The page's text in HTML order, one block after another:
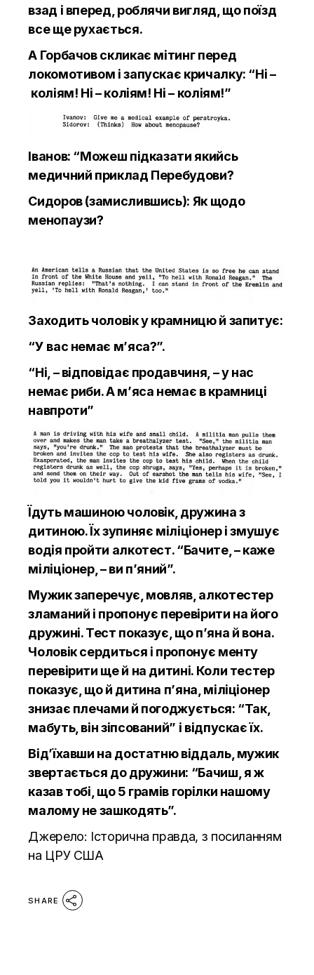
взад і вперед, роблячи вигляд, що поїзд
все ще рухається.
А Горбачов скликає мітинг перед
локомотивом і запускає кричалку: “Ні –
коліям! Ні – коліям! Ні – коліям!”
Іванов: “Можеш підказати якийсь
медичний приклад Перебудови?
Сидоров (замислившись): Як щодо
менопаузи?
Заходить чоловік у крамницю й запитує:
“У вас немає м’яса?”.
“Ні, – відповідає продавчиня, – у нас
немає риби. А м’яса немає в крамниці
навпроти”
Їдуть машиною чоловік, дружина з
дитиною. Їх зупиняє міліціонер і змушує
водія пройти алкотест. “Бачите, – каже
міліціонер, – ви п’яний”.
Мужик заперечує, мовляв, алкотестер
зламаний і пропонує перевірити на його
дружині. Тест показує, що п’яна й вона.
Чоловік сердиться і пропонує менту
перевірити ще й на дитині. Коли тестер
показує, що й дитина п’яна, міліціонер
знизає плечами й погоджується: “Так,
мабуть, він зіпсований” і відпускає їх.
Від’їхавши на достатню віддаль, мужик
звертається до дружини: “Бачиш, я ж
казав тобі, що 5 грамів горілки нашому
малому не зашкодять”.
Джерело: Історична правда, з посиланням
на ЦРУ США
SHARE